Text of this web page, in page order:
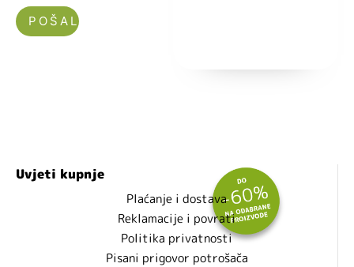
Uvjeti kupnje
Plaćanje i dostava
Reklamacije i povrati
Politika privatnosti
Pisani prigovor potrošača